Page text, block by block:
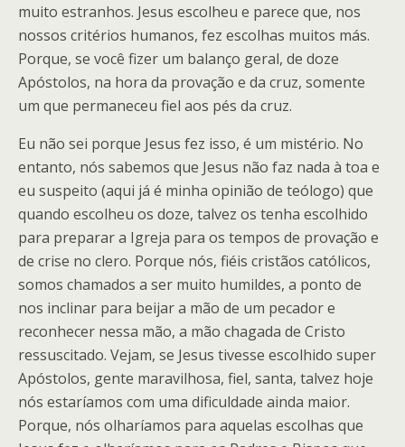
muito estranhos. Jesus escolheu e parece que, nos
nossos critérios humanos, fez escolhas muitos más.
Porque, se você fizer um balanço geral, de doze
Apóstolos, na hora da provação e da cruz, somente
um que permaneceu fiel aos pés da cruz.
Eu não sei porque Jesus fez isso, é um mistério. No
entanto, nós sabemos que Jesus não faz nada à toa e
eu suspeito (aqui já é minha opinião de teólogo) que
quando escolheu os doze, talvez os tenha escolhido
para preparar a Igreja para os tempos de provação e
de crise no clero. Porque nós, fiéis cristãos católicos,
somos chamados a ser muito humildes, a ponto de
nos inclinar para beijar a mão de um pecador e
reconhecer nessa mão, a mão chagada de Cristo
ressuscitado. Vejam, se Jesus tivesse escolhido super
Apóstolos, gente maravilhosa, fiel, santa, talvez hoje
nós estaríamos com uma dificuldade ainda maior.
Porque, nós olharíamos para aquelas escolhas que